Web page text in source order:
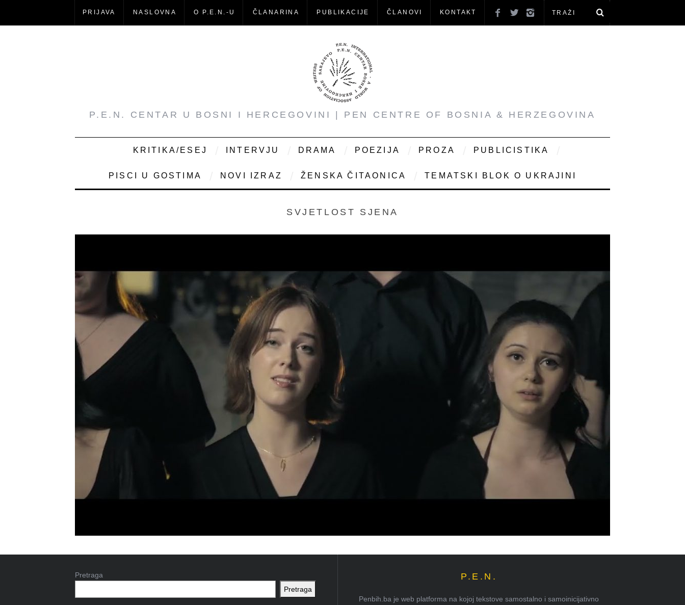
PRIJAVA NASLOVNA O P.E.N.-U ČLANARINA PUBLIKACIJE ČLANOVI KONTAKT
P.E.N. CENTAR U BOSNI I HERCEGOVINI | PEN CENTRE OF BOSNIA & HERZEGOVINA
KRITIKA/ESEJ INTERVJU DRAMA POEZIJA PROZA PUBLICISTIKA
PISCI U GOSTIMA NOVI IZRAZ ŽENSKA ČITAONICA TEMATSKI BLOK O UKRAJINI
SVJETLOST SJENA
Pretraga
Pretraga
P.E.N.
Penbih.ba je web platforma na kojoj tekstove samostalno i samoinicijativno